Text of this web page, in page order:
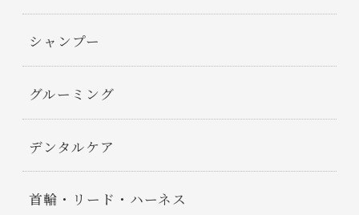
シャンプー
グルーミング
デンタルケア
首輪・リード・ハーネス